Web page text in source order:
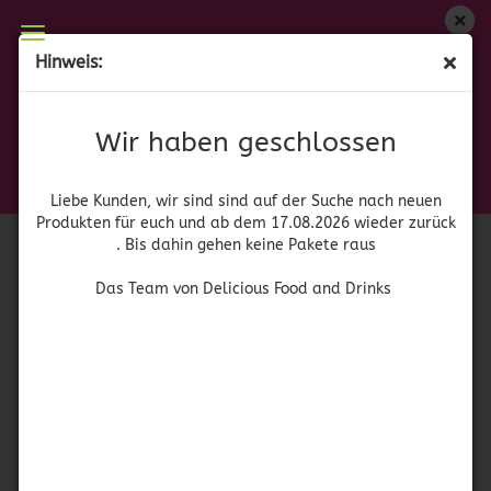
Hinweis:
Wir haben geschlossen
Liebe Kunden, wir sind sind auf der Suche nach neuen
Produkten für euch und ab dem 17.08.2026 wieder zurück
. Bis dahin gehen keine Pakete raus
Das Team von Delicious Food and Drinks
Wir haben geschlossen
zurück. Bis dahin gehen keine Pakete raus
Das Team von Delicious Food and Drinks
42084)
Carmencita